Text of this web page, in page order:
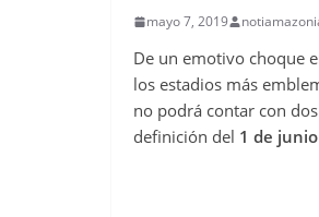
mayo 7, 2019
De un emotivo choque
los estadios más
no podrá contar con
definición del 1 de junio